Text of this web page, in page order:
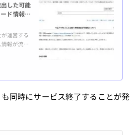
した可能
ド情報も
運営する
報が流出
る個人情
同時にサービス終了することが発